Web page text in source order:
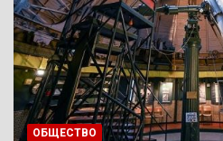
ОБЩЕСТВО